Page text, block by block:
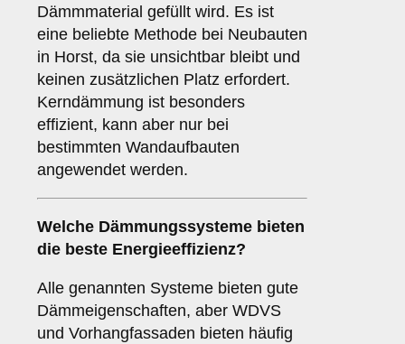
Dämmmaterial gefüllt wird. Es ist
eine beliebte Methode bei Neubauten
in Horst, da sie unsichtbar bleibt und
keinen zusätzlichen Platz erfordert.
Kerndämmung ist besonders
effizient, kann aber nur bei
bestimmten Wandaufbauten
angewendet werden.
Welche Dämmungssysteme bieten
die beste Energieeffizienz?
Alle genannten Systeme bieten gute
Dämmeigenschaften, aber WDVS
und Vorhangfassaden bieten häufig